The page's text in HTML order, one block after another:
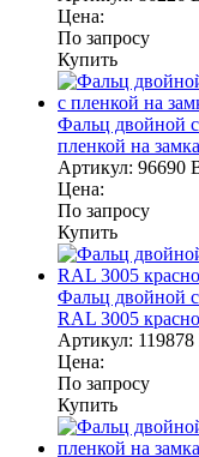
Цена:
По запросу
Купить
Фальц двойной
пленкой на
Артикул: 96690
Цена:
По запросу
Купить
Фальц двойной
RAL 3005
Артикул: 119878
Цена:
По запросу
Купить